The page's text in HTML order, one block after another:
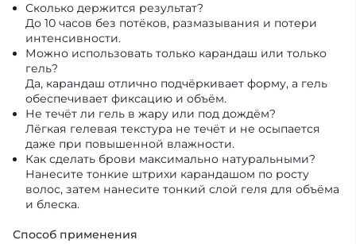
Сколько держится результат?
До 10 часов без потёков, размазывания и потери
интенсивности.
Можно использовать только карандаш или только
гель?
Да, карандаш отлично подчёркивает форму, а гель
обеспечивает фиксацию и объём.
Не течёт ли гель в жару или под дождём?
Лёгкая гелевая текстура не течёт и не осыпается
даже при повышенной влажности.
Как сделать брови максимально натуральными?
Нанесите тонкие штрихи карандашом по росту
волос, затем нанесите тонкий слой геля для объёма
и блеска.
Способ применения